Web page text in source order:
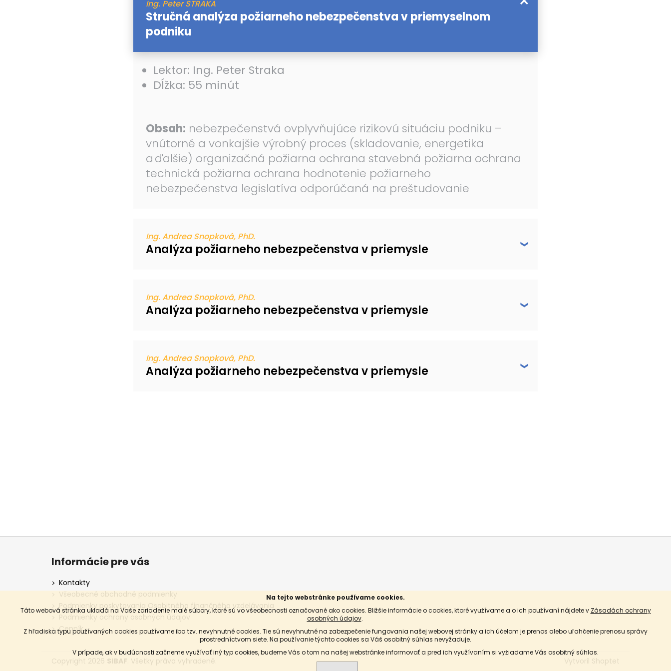
Na tejto webstránke používame cookies.
Táto webová stránka ukladá na Vaše zariadenie malé súbory, ktoré sú vo všeobecnosti označované ako cookies. Bližšie informácie o cookies, ktoré využívame a o ich používaní nájdete v Zásadách ochrany
osobných údajov.
Z hľadiska typu používaných cookies používame iba tzv. nevyhnutné cookies. Tie sú nevyhnutné na zabezpečenie fungovania našej webovej stránky a ich účelom je prenos alebo uľahčenie prenosu správy
prostredníctvom siete. Na používanie týchto cookies sa Váš osobitný súhlas nevyžaduje.
V prípade, ak v budúcnosti začneme využívať iný typ cookies, budeme Vás o tom na našej webstránke informovať a pred ich využívaním si vyžiadame Vás osobitný súhlas.
Ing. Peter STRAKA
Stručná analýza požiarneho nebezpečenstva v priemyselnom
podniku
Lektor: Ing. Peter Straka
Dĺžka: 55 minút
Obsah: nebezpečenstvá ovplyvňujúce rizikovú situáciu podniku –
vnútorné a vonkajšie výrobný proces (skladovanie, energetika
a ďalšie) organizačná požiarna ochrana stavebná požiarna ochrana
technická požiarna ochrana hodnotenie požiarneho
nebezpečenstva legislatíva odporúčaná na preštudovanie
Ing. Andrea Snopková, PhD.
Analýza požiarneho nebezpečenstva v priemysle
Ing. Andrea Snopková, PhD.
Analýza požiarneho nebezpečenstva v priemysle
Ing. Andrea Snopková, PhD.
Analýza požiarneho nebezpečenstva v priemysle
t
Informácie pre vás
Kontakty
Všeobecné obchodné podmienky
Podmienky poskytovania Osobitného finančného vzdelávania
Podmienky ochrany osobných údajov
Cenník
Vytvoril Shoptet
Copyright 2026 SIBAF . Všetky práva vyhradené.